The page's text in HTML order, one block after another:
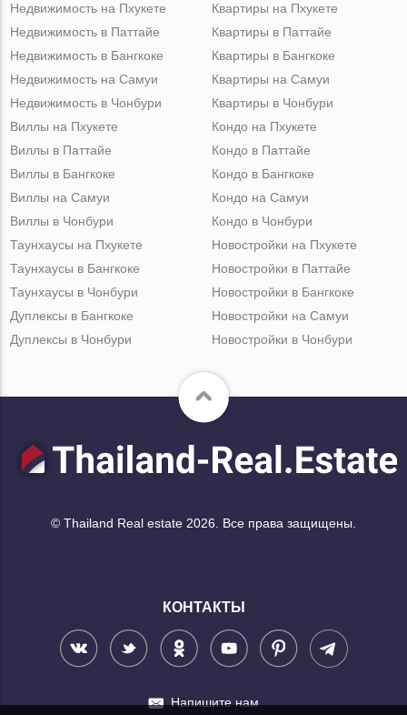
Недвижимость на Пхукете
Недвижимость в Паттайе
Недвижимость в Бангкоке
Недвижимость на Самуи
Недвижимость в Чонбури
Квартиры на Пхукете
Квартиры в Паттайе
Квартиры в Бангкоке
Квартиры на Самуи
Квартиры в Чонбури
Виллы на Пхукете
Виллы в Паттайе
Виллы в Бангкоке
Виллы на Самуи
Виллы в Чонбури
Кондо на Пхукете
Кондо в Паттайе
Кондо в Бангкоке
Кондо на Самуи
Кондо в Чонбури
Таунхаусы на Пхукете
Таунхаусы в Бангкоке
Таунхаусы в Чонбури
Дуплексы в Бангкоке
Дуплексы в Чонбури
Новостройки на Пхукете
Новостройки в Паттайе
Новостройки в Бангкоке
Новостройки на Самуи
Новостройки в Чонбури
© Thailand Real estate 2026. Все права защищены.
КОНТАКТЫ
Напишите нам